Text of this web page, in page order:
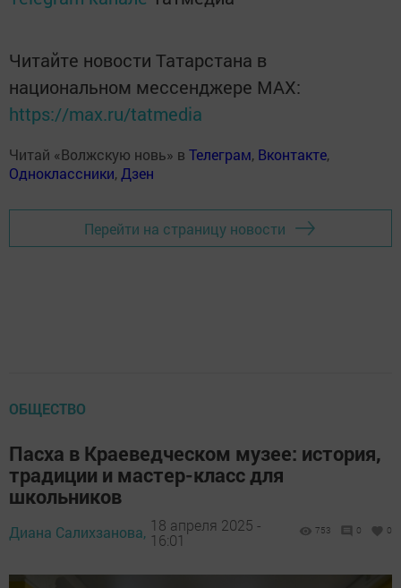
Читайте новости Татарстана в
национальном мессенджере MАХ:
https://max.ru/tatmedia
Читай «Волжскую новь» в Телеграм, Вконтакте,
Одноклассники, Дзен
Перейти на страницу новости
ОБЩЕСТВО
Пасха в Краеведческом музее: история,
традиции и мастер-класс для
школьников
Диана Салихзанова, 18 апреля 2025 -
16:01
753 0 0